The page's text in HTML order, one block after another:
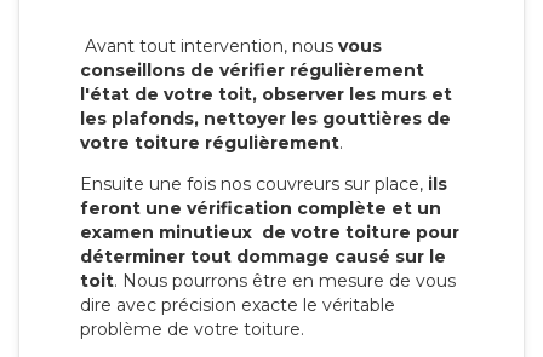
Avant tout intervention, nous vous
conseillons de vérifier régulièrement
l'état de votre toit, observer les murs et
les plafonds, nettoyer les gouttières de
votre toiture régulièrement.
Ensuite une fois nos couvreurs sur place, ils
feront une vérification complète et un
examen minutieux de votre toiture pour
déterminer tout dommage causé sur le
toit. Nous pourrons être en mesure de vous
dire avec précision exacte le véritable
problème de votre toiture.